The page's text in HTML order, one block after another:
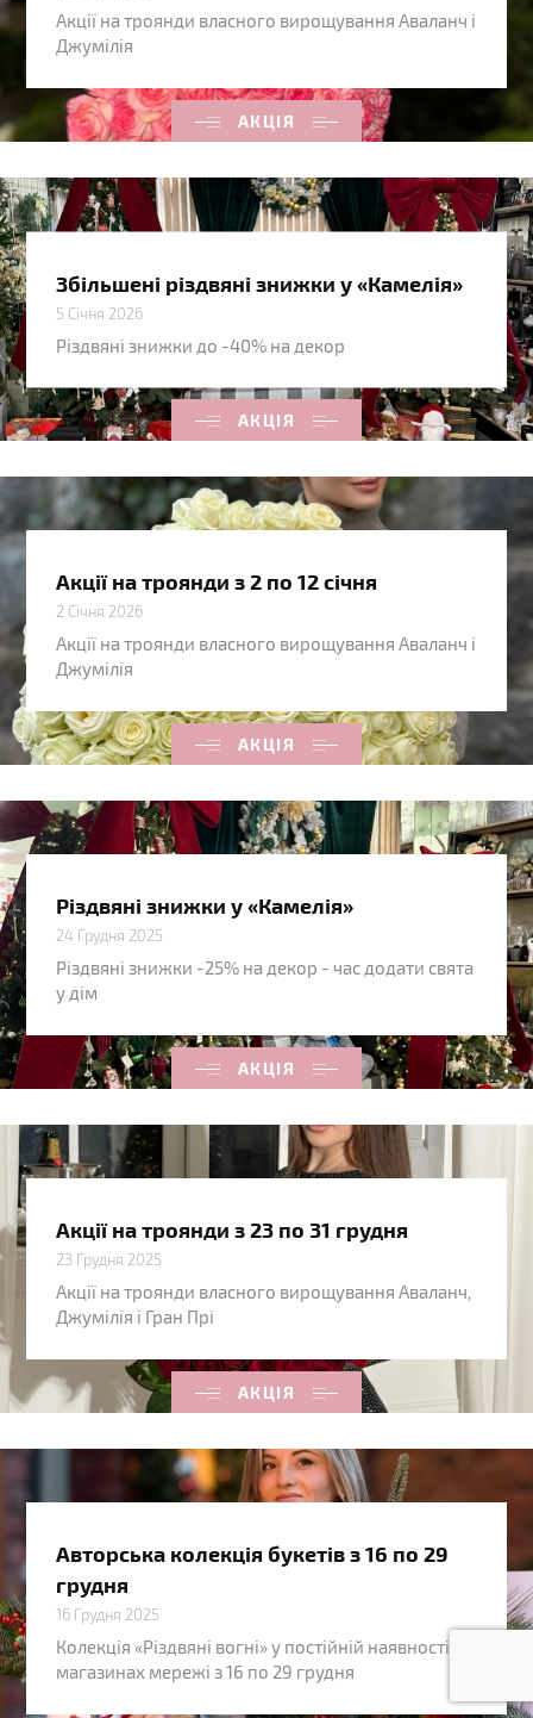
АКЦІЯ
Акції на троянди власного вирощування Аваланч і
Джумілія
АКЦІЯ
Збільшені різдвяні знижки у «Камелія»
5 Січня 2026
Різдвяні знижки до -40% на декор
АКЦІЯ
Акції на троянди з 2 по 12 січня
2 Січня 2026
Акції на троянди власного вирощування Аваланч і
Джумілія
АКЦІЯ
Різдвяні знижки у «Камелія»
24 Грудня 2025
Різдвяні знижки -25% на декор - час додати свята
у дім
АКЦІЯ
Акції на троянди з 23 по 31 грудня
23 Грудня 2025
Акції на троянди власного вирощування Аваланч,
Джумілія і Гран Прі
Авторська колекція букетів з 16 по 29
грудня
16 Грудня 2025
Колекція «Різдвяні вогні» у постійній наявності в
магазинах мережі з 16 по 29 грудня